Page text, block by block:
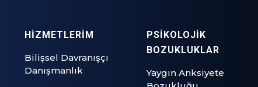
HİZMETLERİM
Bilişsel Davranışçı
Danışmanlık
PSİKOLOJİK
BOZUKLUKLAR
Yaygın Anksiyete